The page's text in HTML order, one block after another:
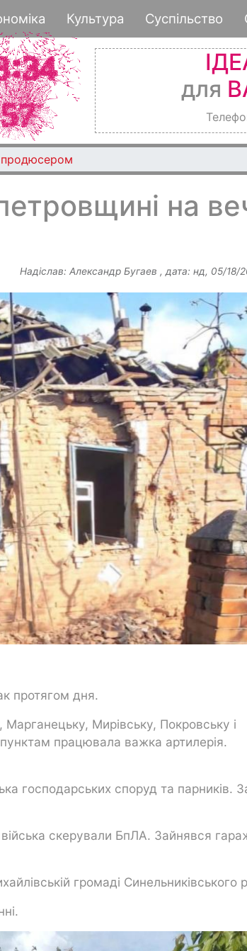
до
основного
Культура Суспільство
для
продюсером
на
Надіслав: Александр Бугаев , дата: нд, 05/18/
протягом дня.
Мирівську, Покровську і
працювала важка артилерія.
господарських споруд та парників.
скерували БпЛА. Зайнявся
громаді Синельниківського